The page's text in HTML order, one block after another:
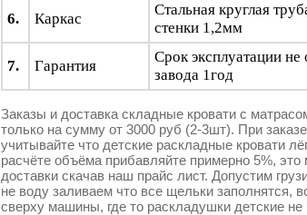
6. Каркас
Стальная круглая
стенки 1,2мм
7. Гарантия
Срок эксплуатации не
завода 1год
Заказы и доставка складные кровати с
только на сумму от 3000 руб (2-3шт). При
учитывайте что детские раскладные кровати
расчёте объёма прибавляйте примерно 5%,
доставки скачав наш прайс лист. Допустим
не воду заливаем что все щельки заполнятся,
сверху машины, где то раскладушки детские не